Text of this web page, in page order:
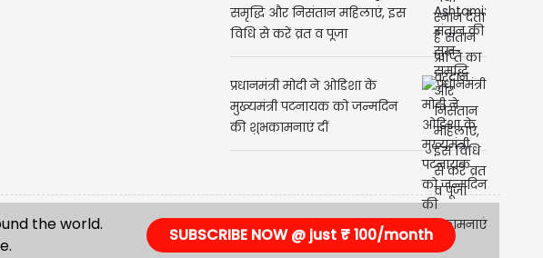
समृद्धि और निसंतान महिलाएं, इस
विधि से करें व्रत व पूजा
प्रधानमंत्री मोदी ने ओडिशा के
मुख्यमंत्री पटनायक को जन्मदिन
की शुभकामनाएं दीं
the world.
SUBSCRIBE NOW @ just ₹ 100/month